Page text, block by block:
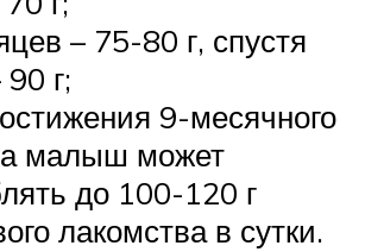
– 75-80 г, спустя
г;
9-месячного
малыш может
до 100-120 г
лакомства в сутки.